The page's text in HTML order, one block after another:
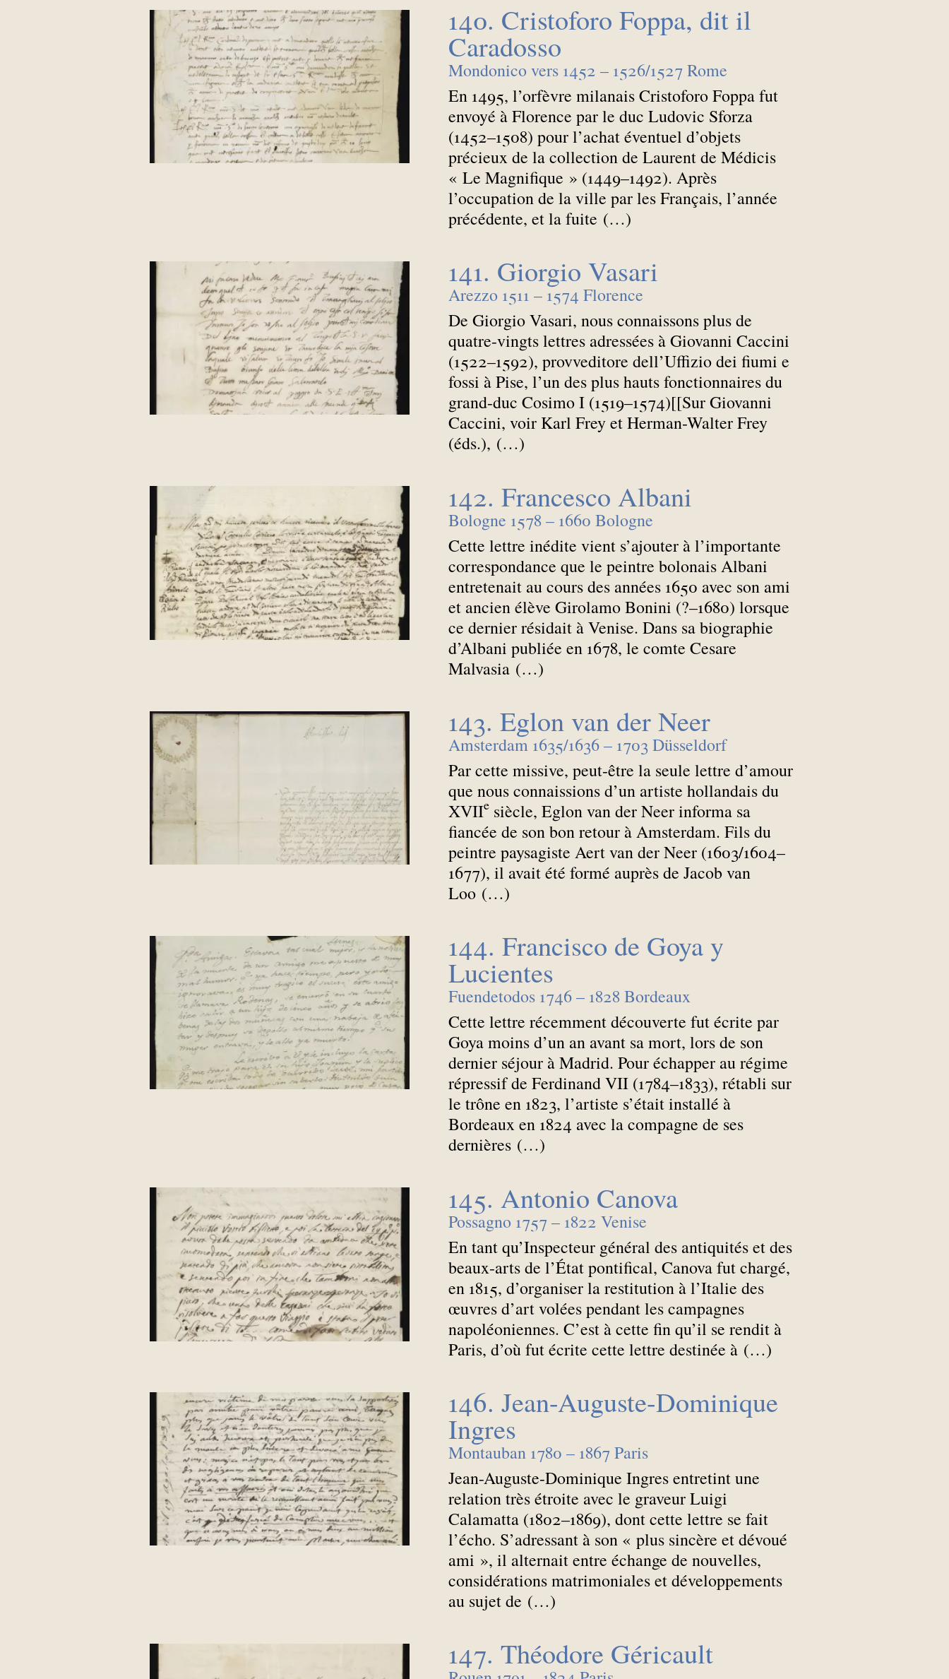
140. Cristoforo Foppa, dit il
Caradosso
Mondonico vers 1452 – 1526/1527 Rome
En 1495, l’orfèvre milanais Cristoforo Foppa fut
envoyé à Florence par le duc Ludovic Sforza
(1452–1508) pour l’achat éventuel d’objets
précieux de la collection de Laurent de Médicis
« Le Magnifique » (1449–1492). Après
l’occupation de la ville par les Français, l’année
précédente, et la fuite (…)
141. Giorgio Vasari
Arezzo 1511 – 1574 Florence
De Giorgio Vasari, nous connaissons plus de
quatre-vingts lettres adressées à Giovanni Caccini
(1522–1592), provveditore dell’Uffizio dei fiumi e
fossi à Pise, l’un des plus hauts fonctionnaires du
grand-duc Cosimo I (1519–1574)[[Sur Giovanni
Caccini, voir Karl Frey et Herman-Walter Frey
(éds.), (…)
142. Francesco Albani
Bologne 1578 – 1660 Bologne
Cette lettre inédite vient s’ajouter à l’importante
correspondance que le peintre bolonais Albani
entretenait au cours des années 1650 avec son ami
et ancien élève Girolamo Bonini (?–1680) lorsque
ce dernier résidait à Venise. Dans sa biographie
d’Albani publiée en 1678, le comte Cesare
Malvasia (…)
143. Eglon van der Neer
Amsterdam 1635/1636 – 1703 Düsseldorf
Par cette missive, peut-être la seule lettre d’amour
que nous connaissions d’un artiste hollandais du
XVIIe siècle, Eglon van der Neer informa sa
fiancée de son bon retour à Amsterdam. Fils du
peintre paysagiste Aert van der Neer (1603/1604–
1677), il avait été formé auprès de Jacob van
Loo (…)
144. Francisco de Goya y
Lucientes
Fuendetodos 1746 – 1828 Bordeaux
Cette lettre récemment découverte fut écrite par
Goya moins d’un an avant sa mort, lors de son
dernier séjour à Madrid. Pour échapper au régime
répressif de Ferdinand VII (1784–1833), rétabli sur
le trône en 1823, l’artiste s’était installé à
Bordeaux en 1824 avec la compagne de ses
dernières (…)
145. Antonio Canova
Possagno 1757 – 1822 Venise
En tant qu’Inspecteur général des antiquités et des
beaux-arts de l’État pontifical, Canova fut chargé,
en 1815, d’organiser la restitution à l’Italie des
œuvres d’art volées pendant les campagnes
napoléoniennes. C’est à cette fin qu’il se rendit à
Paris, d’où fut écrite cette lettre destinée à (…)
146. Jean-Auguste-Dominique
Ingres
Montauban 1780 – 1867 Paris
Jean-Auguste-Dominique Ingres entretint une
relation très étroite avec le graveur Luigi
Calamatta (1802–1869), dont cette lettre se fait
l’écho. S’adressant à son « plus sincère et dévoué
ami », il alternait entre échange de nouvelles,
considérations matrimoniales et développements
au sujet de (…)
147. Théodore Géricault